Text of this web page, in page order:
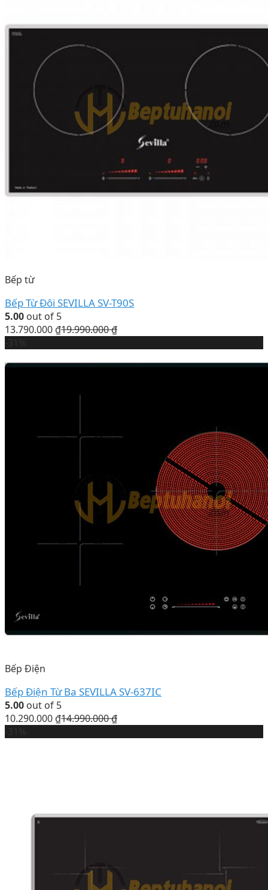
Bếp từ
Bếp Từ Đôi SEVILLA SV-T90S
5.00 out of 5
13.790.000 ₫19.990.000₫
Bếp Điện
Bếp Điện Từ Ba SEVILLA SV-637IC
5.00 out of 5
10.290.000 ₫14.990.000₫